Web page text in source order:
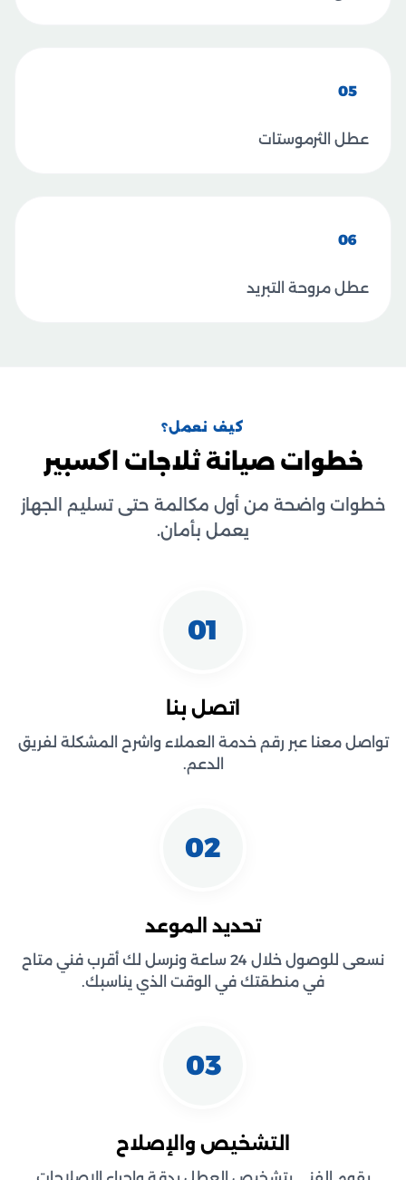
05
عطل الثرموستات
06
عطل مروحة التبريد
كيف نعمل؟
خطوات صيانة ثلاجات اكسبير
خطوات واضحة من أول مكالمة حتى تسليم الجهاز
يعمل بأمان.
01
اتصل بنا
تواصل معنا عبر رقم خدمة العملاء واشرح المشكلة لفريق
الدعم.
02
تحديد الموعد
نسعى للوصول خلال 24 ساعة ونرسل لك أقرب فني متاح
في منطقتك في الوقت الذي يناسبك.
03
التشخيص والإصلاح